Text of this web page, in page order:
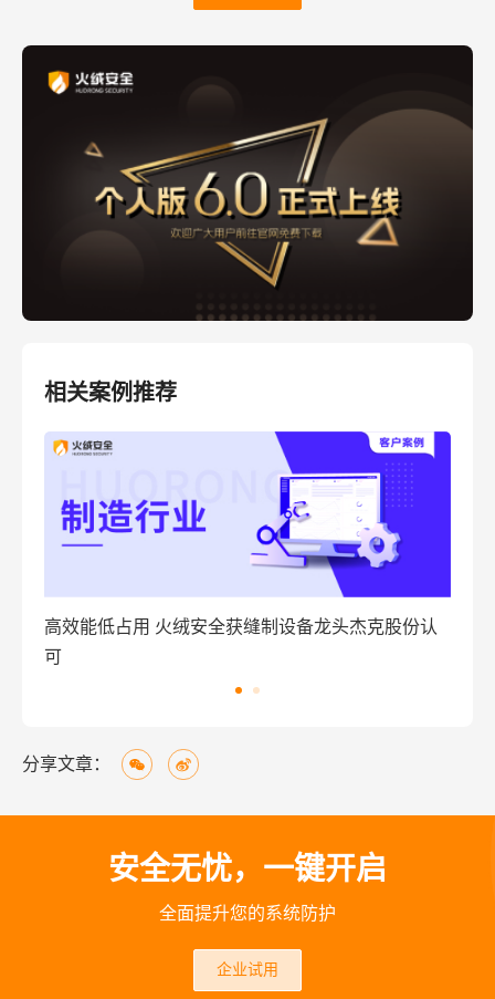
相关案例推荐
高效能低占用 火绒安全获缝制设备龙头杰克股份认
可
分享文章：
安全无忧，一键开启
全面提升您的系统防护
企业试用